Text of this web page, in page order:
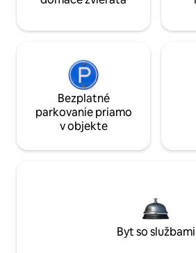
Bezplatné
parkovanie priamo
v objekte
Byt so službami